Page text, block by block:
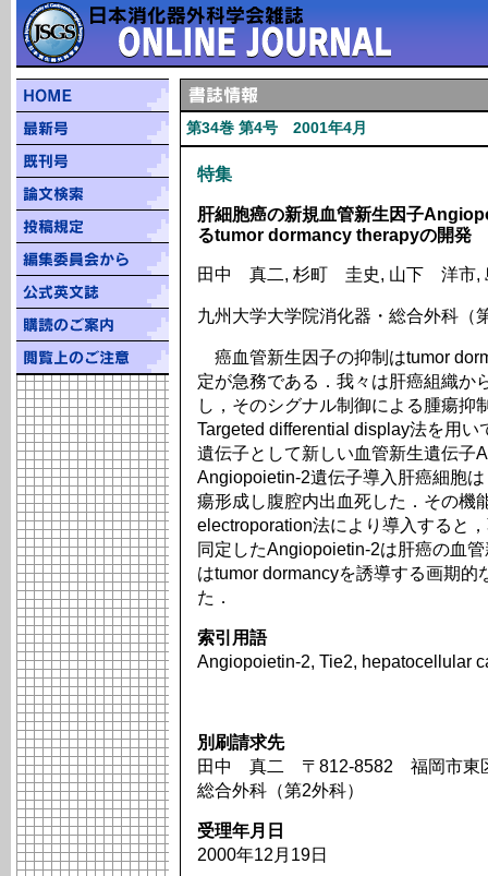
第34巻 第4号 2001年4月
特集
肝細胞癌の新規血管新生因子
るtumor dormancy therapyの開発
田中 真二, 杉町 圭史, 山下 洋市
九州大学大学院消化器・総合外科（
癌血管新生因子の抑制はtumor
定が急務である．我々は肝癌組織か
し，そのシグナル制御による腫瘍抑
Targeted differential display法を用
遺伝子として新しい血管新生遺伝子
Angiopoietin-2遺伝子導入肝癌細胞
瘍形成し腹腔内出血死した．その機
electroporation法により導入すると
同定したAngiopoietin-2は肝癌の血
はtumor dormancyを誘導する画期
た．
索引用語
Angiopoietin-2, Tie2, hepatocellular
別刷請求先
田中 真二 〒812-8582 福岡市東
総合外科（第2外科）
受理年月日
2000年12月19日